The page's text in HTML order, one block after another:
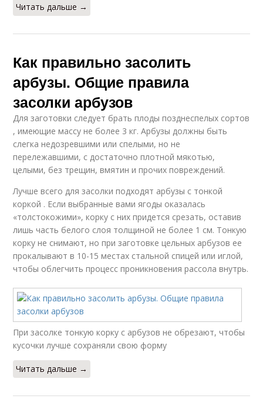
Читать дальше →
Как правильно засолить
арбузы. Общие правила
засолки арбузов
Для заготовки следует брать плоды позднеспелых сортов
, имеющие массу не более 3 кг. Арбузы должны быть
слегка недозревшими или спелыми, но не
перележавшими, с достаточно плотной мякотью,
целыми, без трещин, вмятин и прочих повреждений.
Лучше всего для засолки подходят арбузы с тонкой
коркой . Если выбранные вами ягоды оказалась
«толстокожими», корку с них придется срезать, оставив
лишь часть белого слоя толщиной не более 1 см. Тонкую
корку не снимают, но при заготовке цельных арбузов ее
прокалывают в 10-15 местах стальной спицей или иглой,
чтобы облегчить процесс проникновения рассола внутрь.
При засолке тонкую корку с арбузов не обрезают, чтобы
кусочки лучше сохраняли свою форму
Читать дальше →